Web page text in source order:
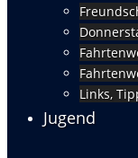
Links,
Jugend